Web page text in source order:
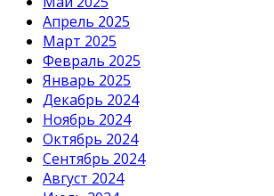
Апрель 2025
Март 2025
Февраль 2025
Январь 2025
Декабрь 2024
Ноябрь 2024
Октябрь 2024
Сентябрь 2024
Август 2024